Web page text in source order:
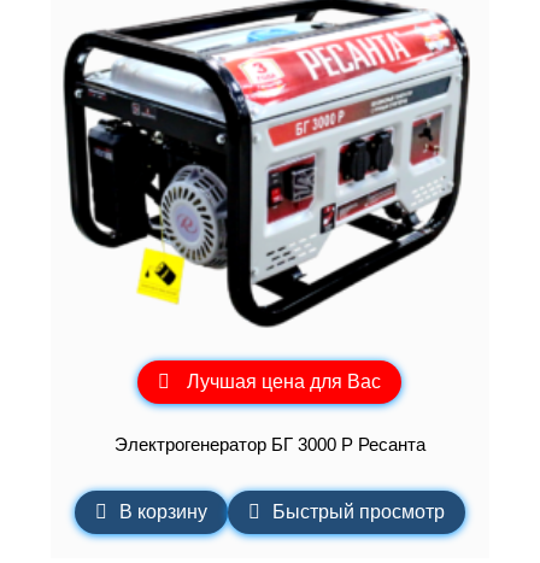
Лучшая цена для Вас
Электрогенератор БГ 3000 Р Ресанта
В корзину Быстрый просмотр